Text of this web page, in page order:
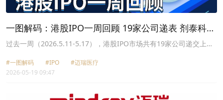
一图解码：港股IPO一周回顾 19家公司递表 剂泰科技
首挂涨逾173%
过去一周（2026.5.11-5.17），港股IPO市场共有19家公司递交上市
（603256.SH）等；其中还包含一家港交所创业板递表公司，即翘石
国际。
#一图解码 #IPO
#迈瑞医疗
2026-05-19 09:47